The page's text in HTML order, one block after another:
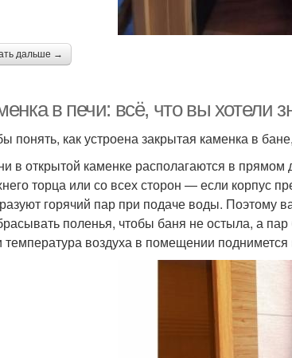
дальше →
в печи: всё, что вы хотели
понять, как устроена закрытая каменка в
в открытой каменке располагаются в
торца или со всех сторон — если корпус
горячий пар при подаче воды. Поэтому
поленья, чтобы баня не остыла, а
температура воздуха в помещении